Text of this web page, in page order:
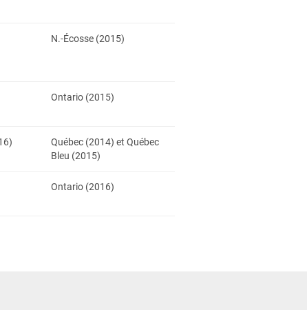
N.-Écosse (2015)
Ontario (2015)
Québec (2014) et Québec
Bleu (2015)
Ontario (2016)